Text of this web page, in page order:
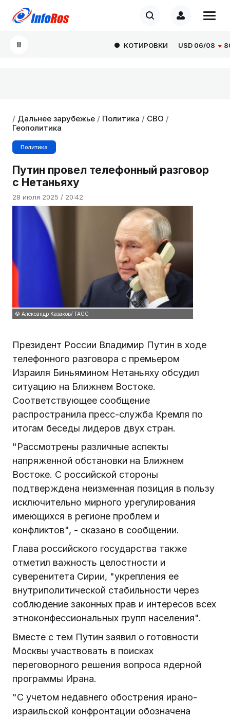
КОТИРОВКИ USD06/08
/ Дальнее зарубежье / Политика / СВО /
Геополитика
Политика
Путин провел телефонный разговор
с Нетаньяху
28 июля 2025 / 20:42
© Александр Казаков/ ТАСС
Президент России Владимир Путин в ходе
телефонного разговора с премьером
Израиля Биньямином Нетаньяху обсудил
ситуацию на Ближнем Востоке.
Соответствующее сообщение
распространила пресс-служба Кремля по
итогам беседы лидеров двух стран.
"Рассмотрены различные аспекты
напряженной обстановки на Ближнем
Востоке. С российской стороны
подтверждена неизменная позиция в пользу
исключительно мирного урегулирования
имеющихся в регионе проблем и
конфликтов", - сказано в сообщении.
Глава российского государства также
отметил важность целостности и
суверенитета Сирии, "укрепления ее
внутриполитической стабильности через
соблюдение законных прав и интересов всех
этноконфессиональных групп населения".
Вместе с тем Путин заявил о готовности
Москвы участвовать в поисках
переговорного решения вопроса ядерной
программы Ирана.
"С учетом недавнего обострения ирано-
израильской конфронтации обозначена